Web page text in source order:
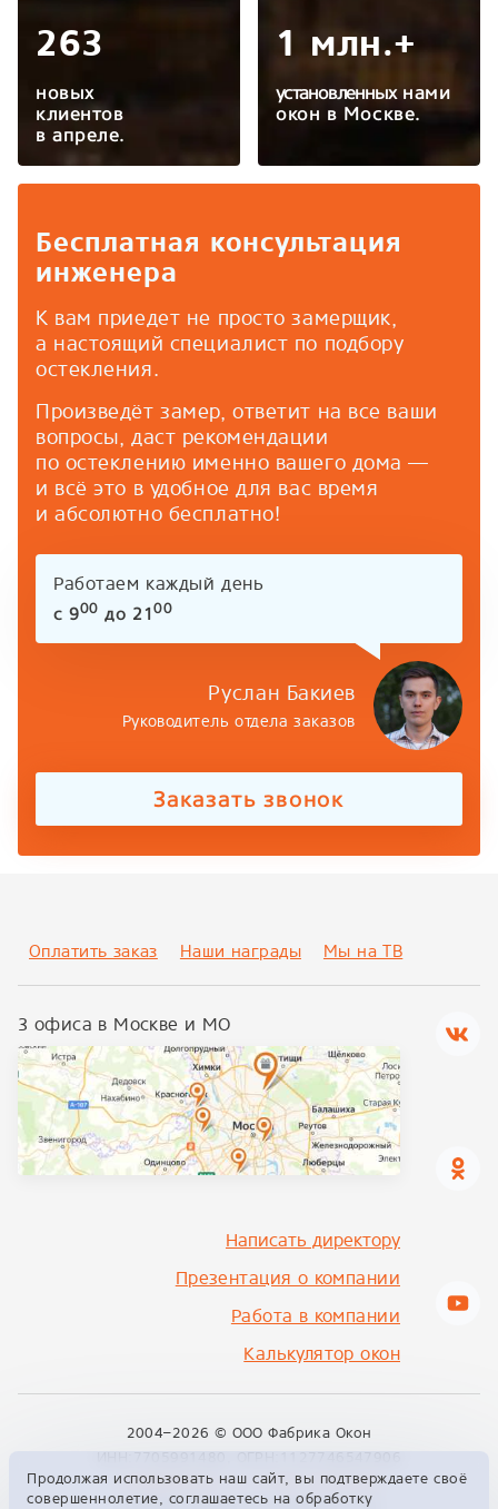
Продолжая использовать наш сайт, вы подтверждаете своё
совершеннолетие, соглашаетесь на обработку
1 млн.+
установленныхнами
окон в Москве.
263
новых
клиентов
в апреле.
Бесплатная консультация
инженера
К вам приедет не просто замерщик,
а настоящий специалист по подбору
остекления.
Произведёт замер, ответит на все ваши
вопросы, даст рекомендации
по остеклению именно вашего дома —
и всё это в удобное для вас время
и абсолютно бесплатно!
Работаем каждый день
с 900 до 2100
Руслан Бакиев
Руководитель отдела заказов
Заказать звонок
Оплатить заказ Наши награды Мы на ТВ
3 офиса в Москве и МО
Написать директору
Презентация о компании
Работа в компании
Калькулятор окон
2004–2026 © ООО Фабрика Окон
ИНН:7705991480, ОГРН:1127746547906
info@fabrikon.ru +7 495 229 00 09